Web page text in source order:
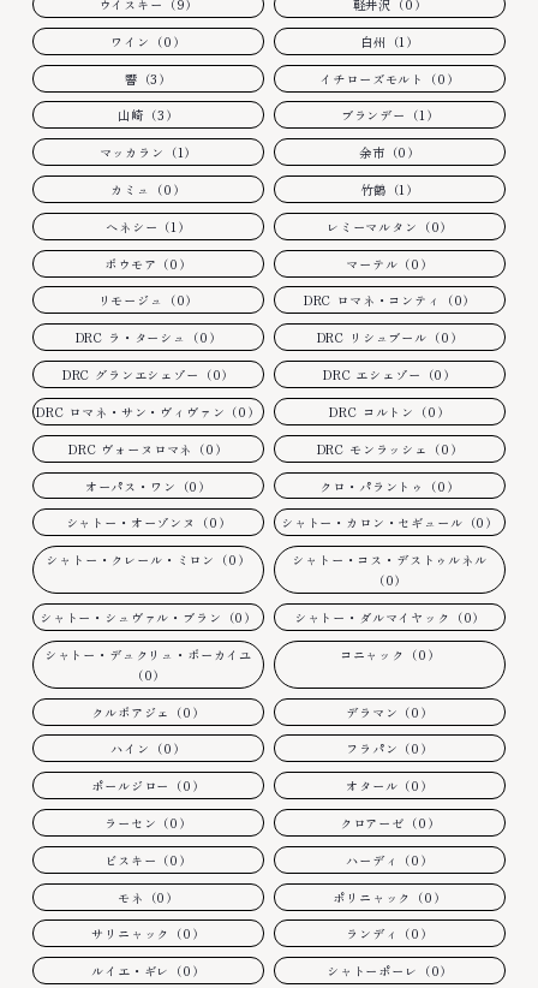
ウイスキー（9） 軽井沢（0）
ワイン（0） 白州（1）
響（3） イチローズモルト（0）
山崎（3） ブランデー（1）
マッカラン（1） 余市（0）
カミュ（0） 竹鶴（1）
ヘネシー（1） レミーマルタン（0）
ボウモア（0） マーテル（0）
リモージュ（0） DRC ロマネ・コンティ（0）
DRC ラ・ターシュ（0） DRC リシュブール（0）
DRC グランエシェゾー（0） DRC エシェゾー（0）
DRC ロマネ・サン・ヴィヴァン（0） DRC コルトン（0）
DRC ヴォーヌロマネ（0） DRC モンラッシェ（0）
オーパス・ワン（0） クロ・パラントゥ（0）
シャトー・オーゾンヌ（0） シャトー・カロン・セギュール（0）
シャトー・クレール・ミロン（0）
シャトー・コス・デストゥルネル
（0）
シャトー・シュヴァル・ブラン（0） シャトー・ダルマイヤック（0）
シャトー・デュクリュ・ボーカイユ
（0）
コニャック（0）
クルボアジェ（0） デラマン（0）
ハイン（0） フラパン（0）
ポールジロー（0） オタール（0）
ラーセン（0） クロアーゼ（0）
ビスキー（0） ハーディ（0）
モネ（0） ポリニャック（0）
サリニャック（0） ランディ（0）
ルイエ・ギレ（0） シャトーポーレ（0）